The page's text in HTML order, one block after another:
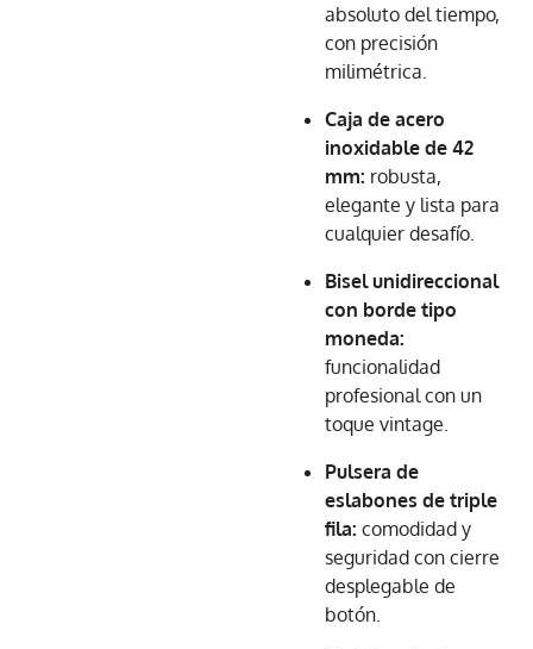
absoluto del tiempo,
con precisión
milimétrica.
Caja de acero
inoxidable de 42
mm: robusta,
elegante y lista para
cualquier desafío.
Bisel unidireccional
con borde tipo
moneda:
funcionalidad
profesional con un
toque vintage.
Pulsera de
eslabones de triple
fila: comodidad y
seguridad con cierre
desplegable de
botón.